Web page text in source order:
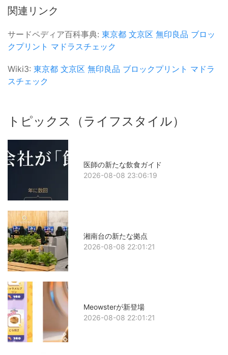
関連リンク
サードペディア百科事典: 東京都 文京区 無印良品 ブロッ
クプリント マドラスチェック
Wiki3: 東京都 文京区 無印良品 ブロックプリント マドラ
スチェック
トピックス（ライフスタイル）
医師の新たな飲食ガイド
2026-08-08 23:06:19
湘南台の新たな拠点
2026-08-08 22:01:21
Meowsterが新登場
2026-08-08 22:01:21